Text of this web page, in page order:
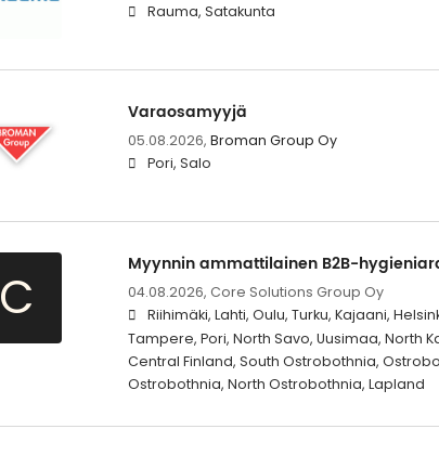
Rauma, Satakunta
Varaosamyyjä
05.08.2026, Broman Group Oy
Pori, Salo
C
Myynnin ammattilainen B2B-
04.08.2026, Core Solutions Group Oy
Riihimäki, Lahti, Oulu, Turku, Kajaani,
Tampere, Pori, North Savo, Uusimaa, North
Central Finland, South Ostrobothnia,
Ostrobothnia, North Ostrobothnia, Lapland